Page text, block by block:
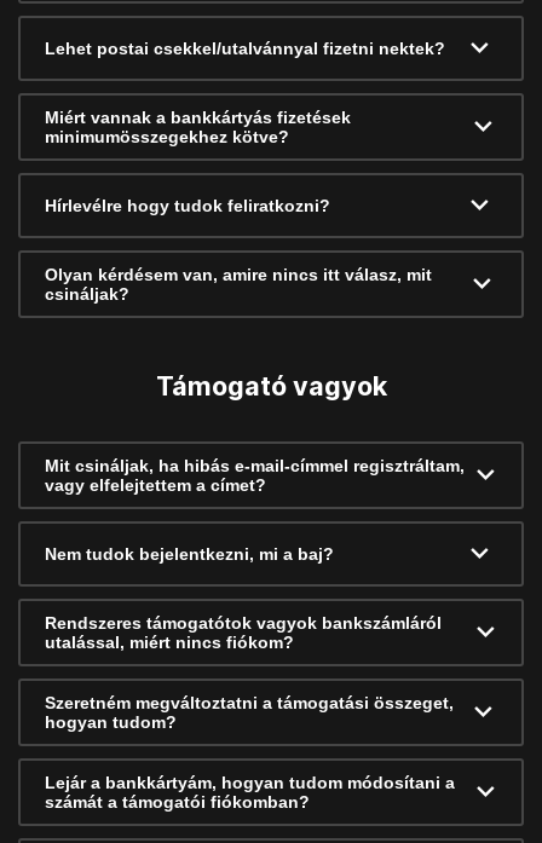
Lehet postai csekkel/utalvánnyal fizetni nektek?
Miért vannak a bankkártyás fizetések
minimumösszegekhez kötve?
Hírlevélre hogy tudok feliratkozni?
Olyan kérdésem van, amire nincs itt válasz, mit
csináljak?
Támogató vagyok
Mit csináljak, ha hibás e-mail-címmel regisztráltam,
vagy elfelejtettem a címet?
Nem tudok bejelentkezni, mi a baj?
Rendszeres támogatótok vagyok bankszámláról
utalással, miért nincs fiókom?
Szeretném megváltoztatni a támogatási összeget,
hogyan tudom?
Lejár a bankkártyám, hogyan tudom módosítani a
számát a támogatói fiókomban?